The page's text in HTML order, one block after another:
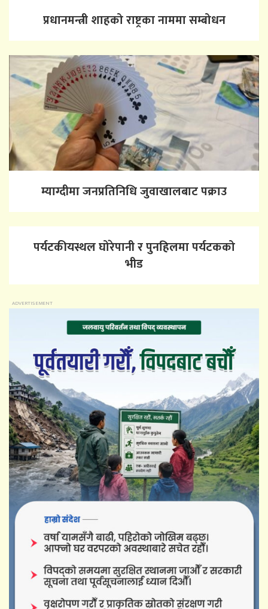
प्रधानमन्त्री शाहको राष्ट्रका नाममा सम्बोधन
म्याग्दीमा जनप्रतिनिधि जुवाखालबाट पक्राउ
पर्यटकीयस्थल घोरेपानी र पुनहिलमा पर्यटकको
भीड